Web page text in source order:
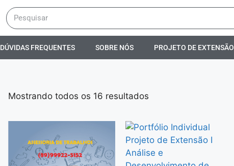
DÚVIDAS FREQUENTES SOBRE NÓS PROJETO DE EXTENSÃO
Mostrando todos os 16 resultados